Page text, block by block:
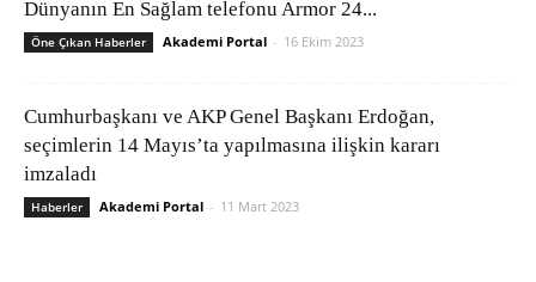
Dünyanın En Sağlam telefonu Armor 24...
Öne Çıkan Haberler Akademi Portal - 16 Ekim 2023
Cumhurbaşkanı ve AKP Genel Başkanı Erdoğan,
seçimlerin 14 Mayıs’ta yapılmasına ilişkin kararı
imzaladı
Haberler Akademi Portal - 11 Mart 2023